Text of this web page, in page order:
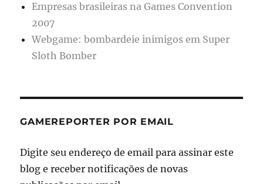
Empresas brasileiras na Games Convention
2007
Webgame: bombardeie inimigos em Super
Sloth Bomber
GAMEREPORTER POR EMAIL
Digite seu endereço de email para assinar este
blog e receber notificações de novas